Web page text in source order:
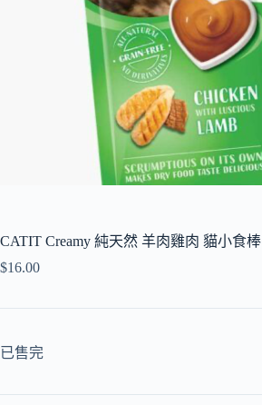
CATIT Creamy 純天然 羊肉雞肉 貓小食棒
$16.00
已售完